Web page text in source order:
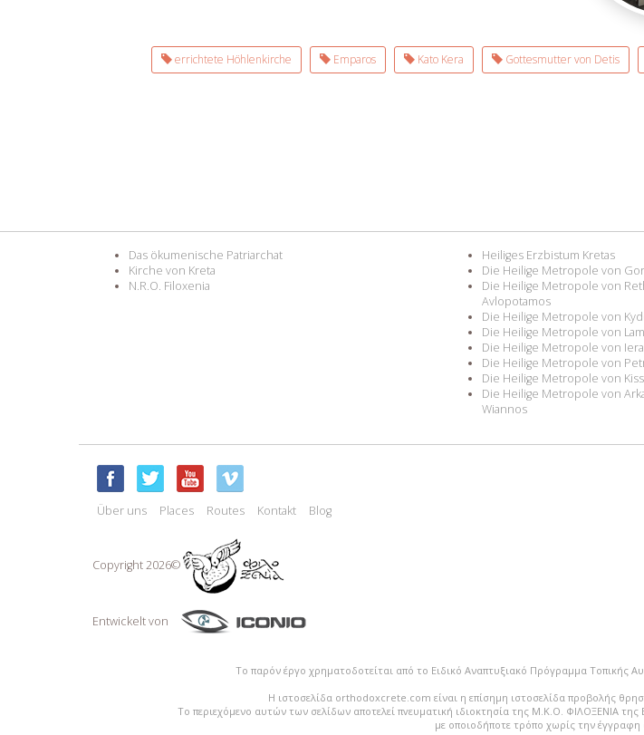
errichtete Höhlenkirche Emparos Kato Kera Gottesmutter von Detis
Das ökumenische Patriarchat
Kirche von Kreta
N.R.O. Filoxenia
Heiliges Erzbistum Kretas
Die Heilige Metropole von
Die Heilige Metropole von
Avlopotamos
Die Heilige Metropole von
Die Heilige Metropole von
Die Heilige Metropole von
Die Heilige Metropole von
Die Heilige Metropole von
Die Heilige Metropole von
Wiannos
Über uns Places Routes Kontakt Blog
Copyright 2026©
Entwickelt von
Το παρόν έργο χρηματοδοτείται από το Ειδικό Αναπτυξιακό Πρόγραμμα
Η ιστοσελίδα orthodoxcrete.com είναι η επίσημη ιστοσελίδα προβολής
Το περιεχόμενο αυτών των σελίδων αποτελεί πvευματική ιδιοκτησία της Μ.Κ.Ο. ΦΙΛΟΞΕΝΙΑ
με οποιοδήποτε τρόπο χωρίς την